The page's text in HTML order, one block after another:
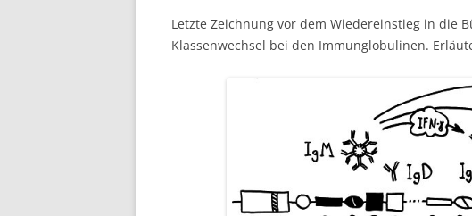
Letzte Zeichnung vor dem Wiedereinstieg in die
Klassenwechsel bei den Immunglobulinen.